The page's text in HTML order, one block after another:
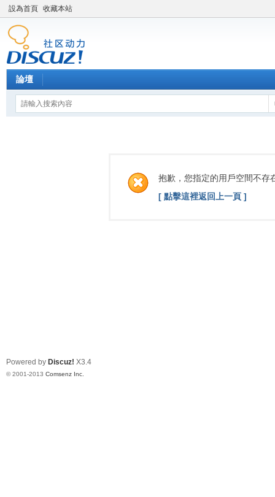
設為首頁 收藏本站
論壇
抱歉，您指定的用戶空間不存
[ 點擊這裡返回上一頁 ]
Powered by Discuz! X3.4
© 2001-2013 Comsenz Inc.